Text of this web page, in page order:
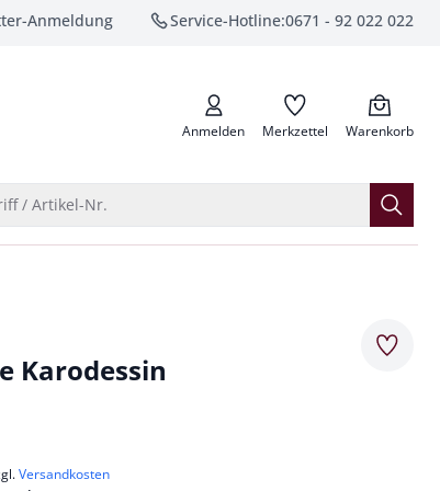
Anmeldung Service-Hotline:0671 - 92 022 022
anrufen
Anmelden Merkzettel Warenkorb
/ Artikel-Nr.
Karodessin
Versandkosten